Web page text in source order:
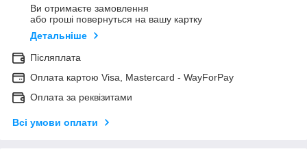
Ви отримаєте замовлення
або гроші повернуться на вашу картку
Детальніше
Післяплата
Оплата картою Visa, Mastercard - WayForPay
Оплата за реквізитами
Всі умови оплати